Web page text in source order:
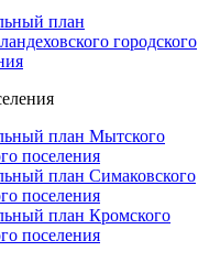
план
городского
план Мытского
поселения
план Симаковского
поселения
план Кромского
поселения